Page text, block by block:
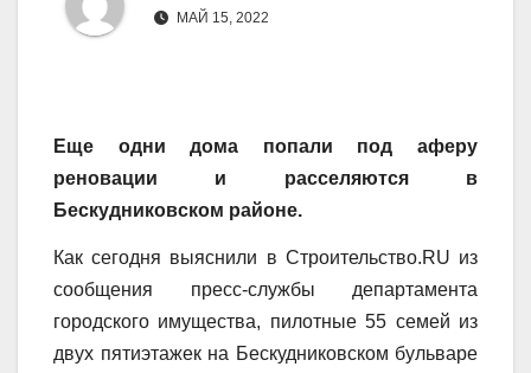
МАЙ 15, 2022
Еще одни дома попали под аферу
реновации и расселяются в
Бескудниковском районе.
Как сегодня выяснили в Строительство.RU из
сообщения пресс-службы департамента
городского имущества, пилотные 55 семей из
двух пятиэтажек на Бескудниковском бульваре